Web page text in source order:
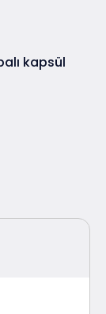
kapsül